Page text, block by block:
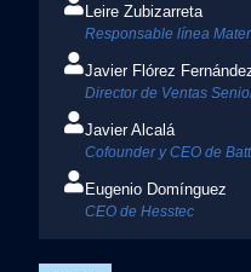
Leire Zubizarreta​
Responsable línea
Javier Flórez
Director de Ventas
Javier Alcalá​
Cofounder y CEO de
Eugenio Domínguez
CEO de Hesstec